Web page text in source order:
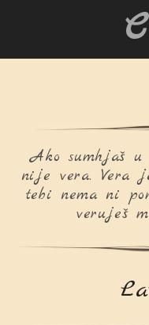
Ako sumhjaš u
nije vera. Vera
tebi nema ni
veruješ